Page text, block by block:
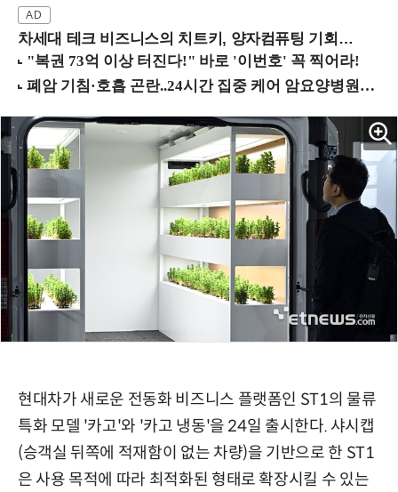
차세대 테크 비즈니스의 치트키, 양자컴퓨팅 기회를 선점하라! (8/28 강남역)
현대차가 새로운 전동화 비즈니스 플랫폼인 ST1의 물류
특화 모델 '카고'와 '카고 냉동'을 24일 출시한다. 샤시캡
(승객실 뒤쪽에 적재함이 없는 차량)을 기반으로 한 ST1
은 사용 목적에 따라 최적화된 형태로 확장시킬 수 있는